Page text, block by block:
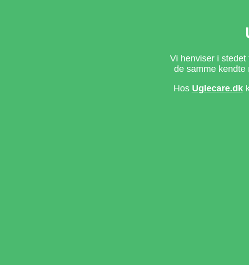
Vi henviser i stedet
de samme
Hos Uglecare.dk